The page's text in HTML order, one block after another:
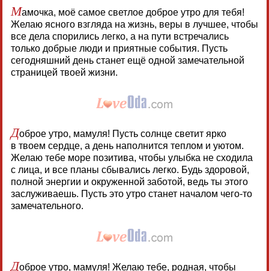
Мамочка, моё самое светлое доброе утро для тебя!
Желаю ясного взгляда на жизнь, веры в лучшее, чтобы
все дела спорились легко, а на пути встречались
только добрые люди и приятные события. Пусть
сегодняшний день станет ещё одной замечательной
страницей твоей жизни.
Доброе утро, мамуля! Пусть солнце светит ярко
в твоем сердце, а день наполнится теплом и уютом.
Желаю тебе море позитива, чтобы улыбка не сходила
с лица, и все планы сбывались легко. Будь здоровой,
полной энергии и окруженной заботой, ведь ты этого
заслуживаешь. Пусть это утро станет началом чего-то
замечательного.
Доброе утро, мамуля! Желаю тебе, родная, чтобы